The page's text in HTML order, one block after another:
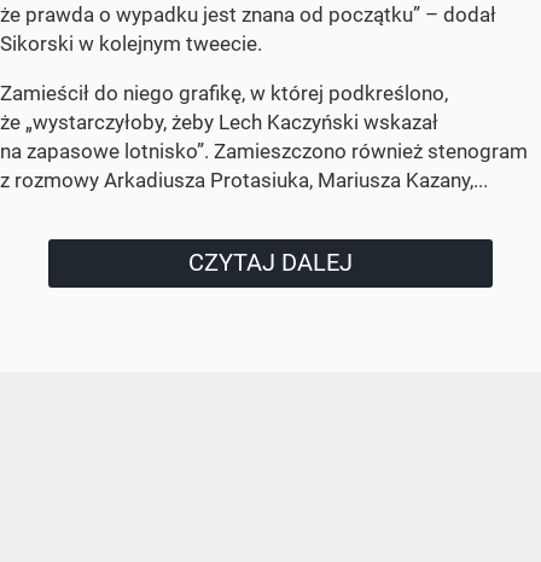
że prawda o wypadku jest znana od początku” – dodał
Sikorski w kolejnym tweecie.
Zamieścił do niego grafikę, w której podkreślono,
że „wystarczyłoby, żeby Lech Kaczyński wskazał
na zapasowe lotnisko”. Zamieszczono również stenogram
z rozmowy Arkadiusza Protasiuka, Mariusza Kazany,...
CZYTAJ DALEJ